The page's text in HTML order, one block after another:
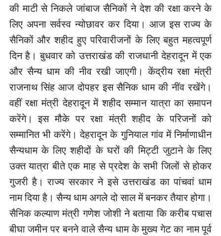
की माटी से निकले जांबाज सैनिकों ने देश की रक्षा करने के
लिए अपना सर्वस्व न्योछावर कर दिया। आज इस राज्य के
सैनिकों और शहीद हुए परिवारीजनों के लिए बहुत महत्वपूर्ण
दिन है। बुधवार को उत्तराखंड की राजधानी देहरादून में एक
और सैन्य धाम की नीव रखी जाएगी। केंद्रीय रक्षा मंत्री
राजनाथ सिंह आज दोपहर इस सैनिक धाम की नींव रखेंगे।
वहीं रक्षा मंत्री देहरादून में शहीद सम्मान यात्रा का समापन
करेंगे। इस मौके पर रक्षा मंत्री शहीद के परिजनों को
सम्मानित भी करेंगे। देहरादून के गुनियाल गांव में निर्माणाधीन
सैन्यधाम के लिए शहीदों के घरों की मिट्टी जुटाने के लिए
उक्त यात्रा बीते एक माह से प्रदेश के सभी जिलों से होकर
गुजरी है। राज्य सरकार ने इसे उत्तराखंड का पांचवां धाम
नाम दिया है। सैन्य धाम अगले दो साल में बनकर तैयार होगा।
सैनिक कल्याण मंत्री गणेश जोशी ने बताया कि करीब पचास
बीघा जमीन पर बनने वाले सैन्य धाम के मुख्य गेट का नाम पूर्व